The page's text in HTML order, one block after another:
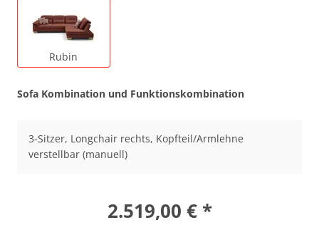
Rubin
Sofa Kombination und Funktionskombination
3-Sitzer, Longchair rechts, Kopfteil/Armlehne
verstellbar (manuell)
2.519,00 € *